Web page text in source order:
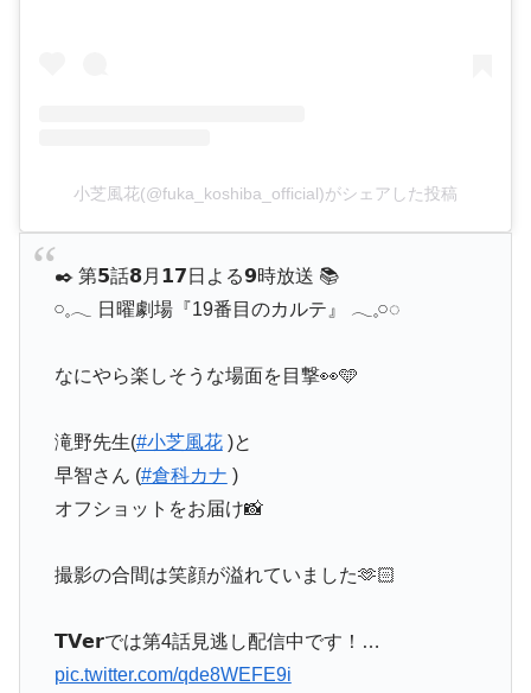
小芝風花(@fuka_koshiba_official)がシェアした投稿
✒️ 第𝟱話𝟴月𝟭𝟳日よる𝟵時放送 📚
𓏸𓈒𓂃 日曜劇場『19番目のカルテ』 𓂃𓈒𓏸◌
なにやら楽しそうな場面を目撃👀🩵
滝野先生(#小芝風花)と
早智さん (#倉科カナ )
オフショットをお届け📸
撮影の合間は笑顔が溢れていました🫶🏻
𝗧𝗩𝗲𝗿では第4話見逃し配信中です！…
pic.twitter.com/qde8WEFE9i